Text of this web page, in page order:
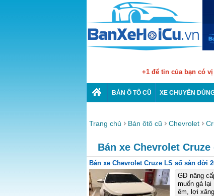
+1 để tin của bạn có
BÁN Ô TÔ CŨ XE CHUYÊN
Trang chủ Bán ôtô cũ Chevrolet
Bán xe Chevrolet
Bán xe Chevrolet Cruze LS số sàn đời
GĐ nâng
muốn gả
êm, lợi